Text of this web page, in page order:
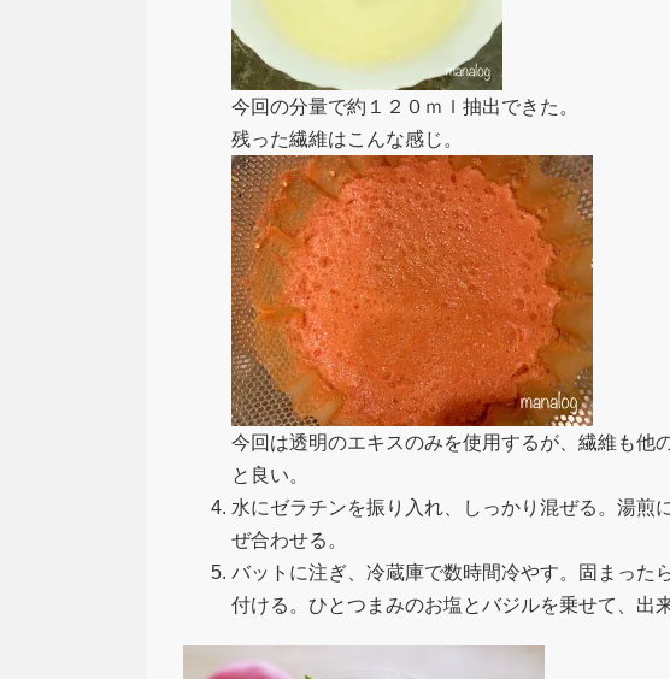
今回の分量で約１２０ｍｌ抽出できた。
残った繊維はこんな感じ。
今回は透明のエキスのみを使用するが、繊維も他
と良い。
水にゼラチンを振り入れ、しっかり混ぜる。湯煎
ぜ合わせる。
バットに注ぎ、冷蔵庫で数時間冷やす。固まった
付ける。ひとつまみのお塩とバジルを乗せて、出